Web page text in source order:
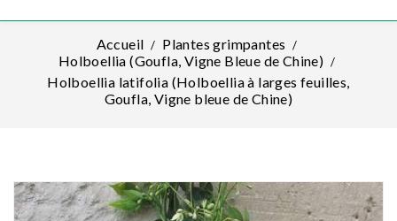
Accueil
Plantes grimpantes
Holboellia (Goufla, Vigne Bleue de Chine)
Holboellia latifolia (Holboellia à larges feuilles,
Goufla, Vigne bleue de Chine)